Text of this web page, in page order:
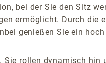
bei der Sie den Sitz
ermöglicht. Durch die
genießen Sie ein
rollen dynamisch hin